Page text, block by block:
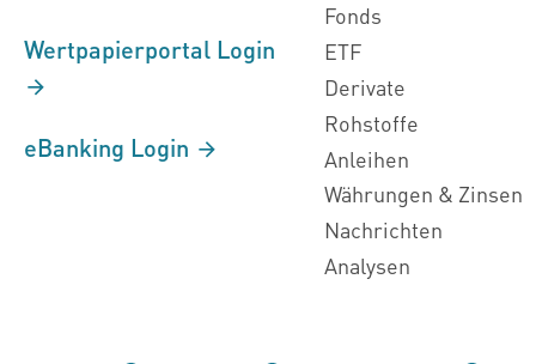
Wertpapierportal Login
eBanking Login
Fonds
ETF
Derivate
Rohstoffe
Anleihen
Währungen & Zinsen
Nachrichten
Analysen